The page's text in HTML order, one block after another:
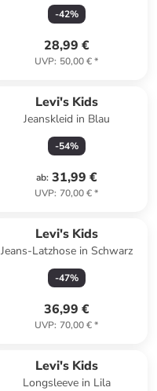
-42%
28,99 €
UVP: 50,00 €*
Levi's Kids
Jeanskleid in Blau
-54%
ab: 31,99 €
UVP: 70,00 €*
Levi's Kids
Jeans-Latzhose in Schwarz
-47%
36,99 €
UVP: 70,00 €*
Levi's Kids
Longsleeve in Lila